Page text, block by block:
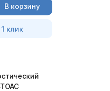
В корзину
клик